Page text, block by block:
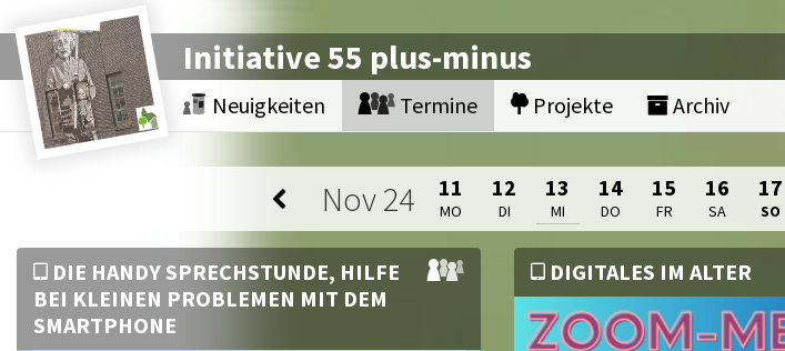
Initiative 55 plus-minus
Neuigkeiten Termine Projekte Archiv
Nov24 11
MO
12
DI
13
MI
14
DO
15
FR
16
SA
17
SO
DIE HANDY SPRECHSTUNDE, HILFE
BEI KLEINEN PROBLEMEN MIT DEM
SMARTPHONE
DIGITALES IM ALTER